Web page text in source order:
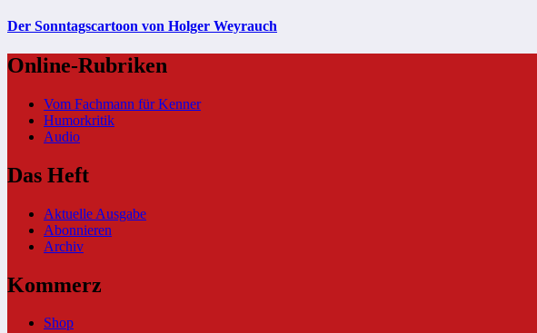
Der Sonntagscartoon von Holger Weyrauch
Online-Rubriken
Vom Fachmann für Kenner
Humorkritik
Audio
Das Heft
Aktuelle Ausgabe
Abonnieren
Archiv
Kommerz
Shop